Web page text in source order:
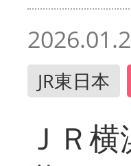
JR東日本
ＪＲ